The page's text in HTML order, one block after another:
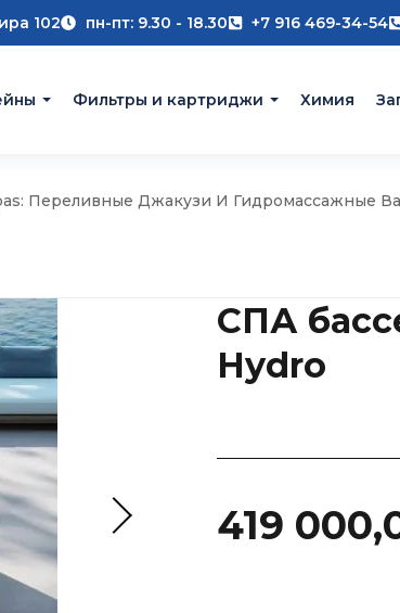
102 пн-пт: 9.30 - 18.30 +7 916 469-34-54
Фильтры и картриджи Химия
Переливные Джакузи И Гидромассажные
СПА
Hydro
419